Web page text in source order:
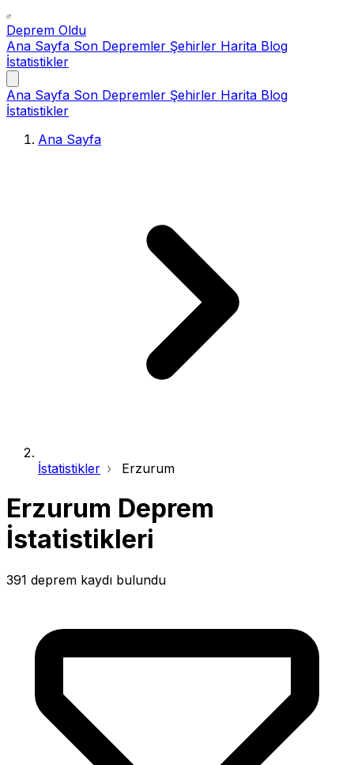
Deprem Oldu
Ana Sayfa Son Depremler Şehirler Harita Blog
İstatistikler
Ana Sayfa Son Depremler Şehirler Harita Blog
İstatistikler
Ana Sayfa
İstatistikler Erzurum
Erzurum Deprem
İstatistikleri
391 deprem kaydı bulundu